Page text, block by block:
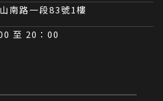
南路一段83號1樓
至 20：00